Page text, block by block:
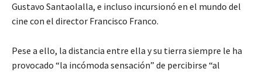
Gustavo Santaolalla, e incluso incursionó en el mundo del
cine con el director Francisco Franco.
Pese a ello, la distancia entre ella y su tierra siempre le ha
provocado “la incómoda sensación” de percibirse “al